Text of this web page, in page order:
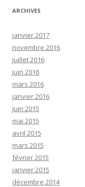
ARCHIVES
janvier 2017
novembre 2016
juillet 2016
juin 2016
mars 2016
janvier 2016
juin 2015
mai 2015
avril 2015
mars 2015
février 2015
janvier 2015
décembre 2014